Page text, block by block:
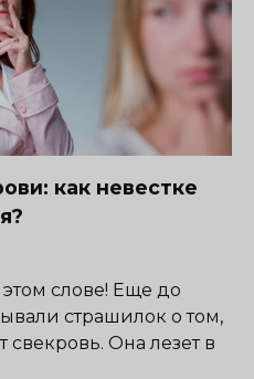
как невестке
слове! Еще до
страшилок о том,
Она лезет в